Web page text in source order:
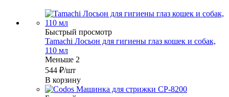
Быстрый просмотр
Tamachi Лосьон для гигиены глаз кошек и собак,
110 мл
Меньше 2
544 ₽/шт
В корзину